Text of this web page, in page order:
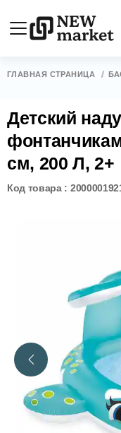
ГЛАВНАЯ СТРАНИЦА
Детский
см, 200 Л, 2+
Код товара :